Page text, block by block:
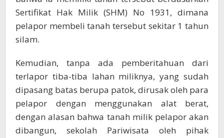
Sertifikat Hak Milik (SHM) No 1931, dimana
pelapor membeli tanah tersebut sekitar 1 tahun
silam.
Kemudian, tanpa ada pemberitahuan dari
terlapor tiba-tiba lahan miliknya, yang sudah
dipasang batas berupa patok, dirusak oleh para
pelapor dengan menggunakan alat berat,
dengan alasan bahwa tanah milik pelapor akan
dibangun, sekolah Pariwisata oleh pihak